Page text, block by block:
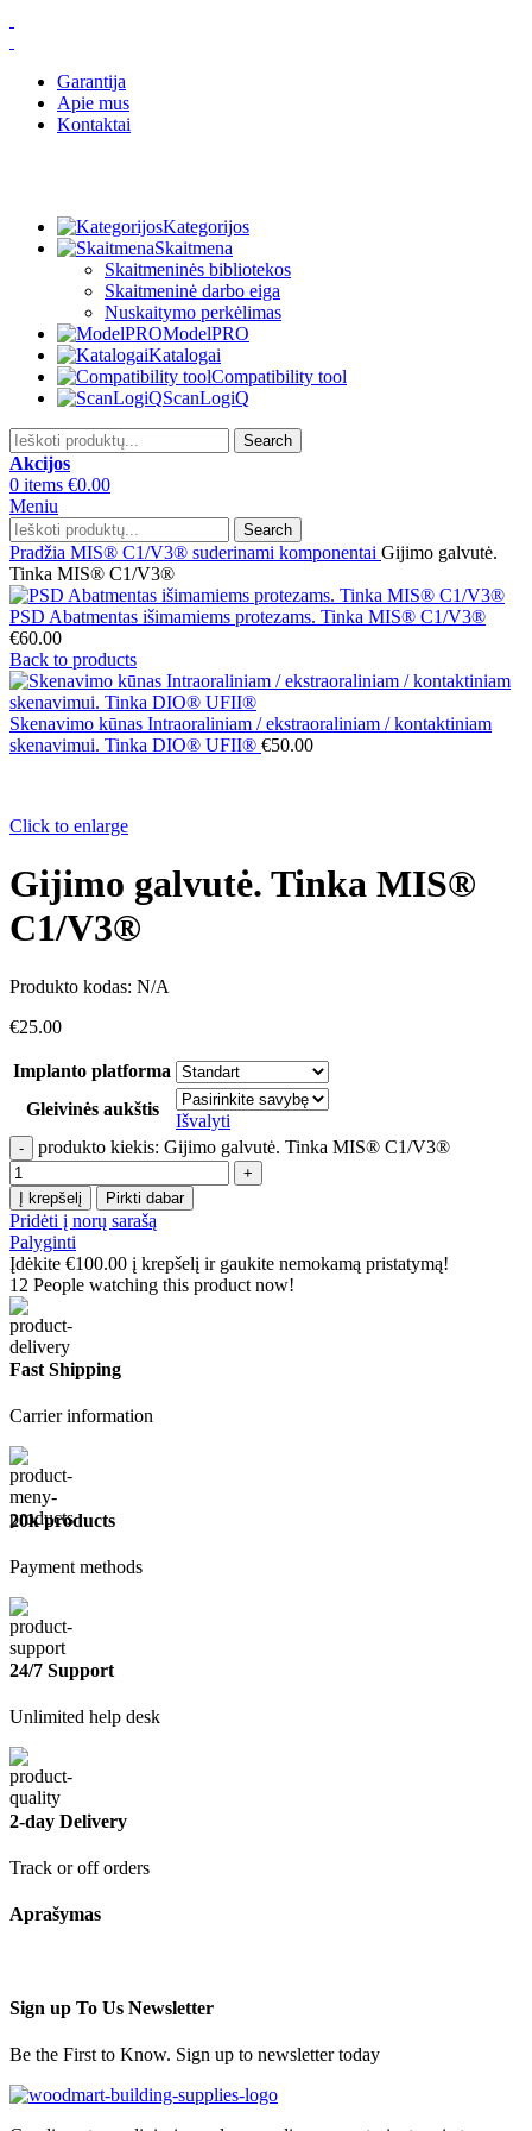
Garantija
Apie mus
Kontaktai
Kategorijos
Skaitmena
Skaitmeninės bibliotekos
Skaitmeninė darbo eiga
Nuskaitymo perkėlimas
ModelPRO
Katalogai
Compatibility tool
ScanLogiQ
Search
Akcijos
0 items €0.00
Meniu
Search
Pradžia MIS® C1/V3® suderinami komponentai Gijimo galvutė.
Tinka MIS® C1/V3®
PSD Abatmentas išimamiems protezams. Tinka MIS® C1/V3®
€60.00
Back to products
Skenavimo kūnas Intraoraliniam / ekstraoraliniam / kontaktiniam
skenavimui. Tinka DIO® UFII® €50.00
Click to enlarge
Gijimo galvutė. Tinka MIS®
C1/V3®
Produkto kodas: N/A
€25.00
Implanto platforma
Gleivinės aukštis
Išvalyti
produkto kiekis: Gijimo galvutė. Tinka MIS® C1/V3®
Į krepšelį Pirkti dabar
Pridėti į norų sarašą
Palyginti
Įdėkite €100.00 į krepšelį ir gaukite nemokamą pristatymą!
12 People watching this product now!
Fast Shipping
Carrier information
20k products
Payment methods
24/7 Support
Unlimited help desk
2-day Delivery
Track or off orders
Aprašymas
Sign up To Us Newsletter
Be the First to Know. Sign up to newsletter today